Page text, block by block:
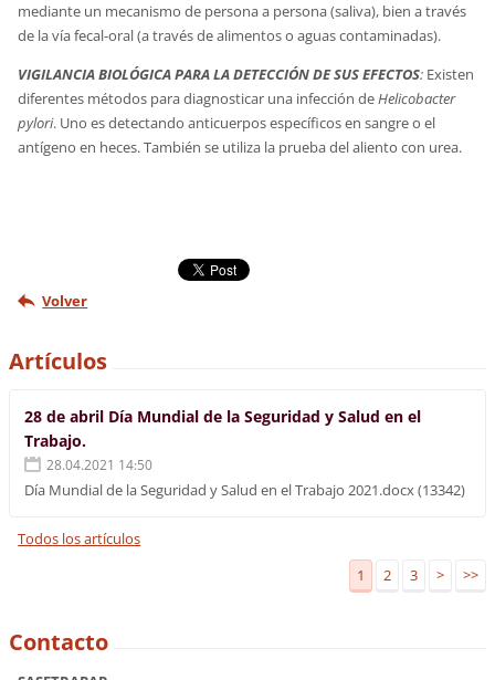
mediante un mecanismo de persona a persona (saliva), bien a través
de la vía fecal-oral (a través de alimentos o aguas contaminadas).
VIGILANCIA BIOLÓGICA PARA LA DETECCIÓN DE SUS EFECTOS: Existen
diferentes métodos para diagnosticar una infección deHelicobacter
pylori. Uno es detectando anticuerpos específicos en sangre o el
antígeno en heces. También se utiliza la prueba del aliento con urea.
Volver
Artículos
28 de abril Día Mundial de la Seguridad y Salud en el
Trabajo.
28.04.2021 14:50
Día Mundial de la Seguridad y Salud en el Trabajo 2021.docx (13342)
Todos los artículos
1
2 3 > >>
Contacto